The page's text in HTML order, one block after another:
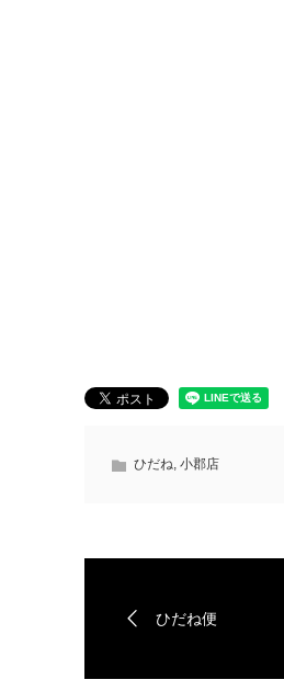
ひだね 小郡店
ひだね便